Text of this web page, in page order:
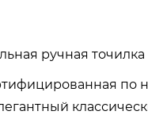
ручная
по